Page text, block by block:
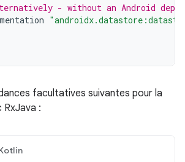
- without an Android
facultatives suivantes pour la
: